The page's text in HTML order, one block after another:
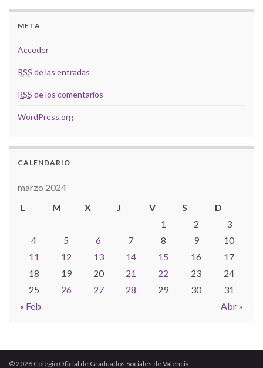
META
Acceder
RSS de las entradas
RSS de los comentarios
WordPress.org
CALENDARIO
marzo 2024
L
M X J V S D
« Feb Abr »
1 2
3
4
5 6 7 8 9
10
11
12 13 14 15 16
17
18
19 20 21 22 23
24
25
26 27 28 29 30 31
© 2026 Colegio Oficial de Graduados Sociales de Valencia.